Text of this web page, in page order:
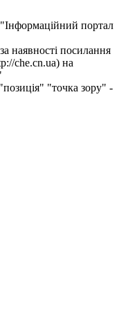
портал
наявності посилання
che.cn.ua) на
"точка зору" -